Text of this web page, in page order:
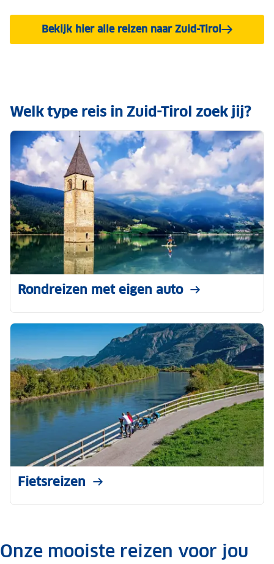
Bekijk hier alle reizen naar Zuid-Tirol
Welk type reis in Zuid-Tirol zoek jij?
Rondreizen met eigen auto
Fietsreizen
.Onze mooiste reizen voor jou